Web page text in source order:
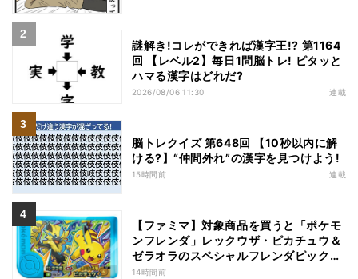
謎解き!コレができれば漢字王!? 第1164
回 【レベル2】毎日1問脳トレ! ピタッと
ハマる漢字はどれだ?
2026/08/06 11:30 連載
脳トレクイズ 第648回 【10秒以内に解
ける?】“仲間外れ”の漢字を見つけよう!
15時間前 連載
【ファミマ】対象商品を買うと「ポケモ
ンフレンダ」レックウザ・ピカチュウ＆
ゼラオラのスペシャルフレンダピックが
もらえるキャンペーン
14時間前